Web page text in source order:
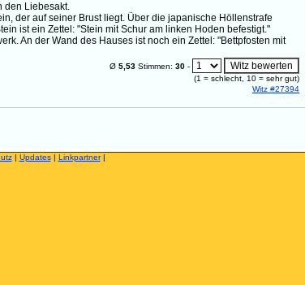
den Liebesakt.
der auf seiner Brust liegt. Über die japanische Höllenstrafe
ist ein Zettel: "Stein mit Schur am linken Hoden befestigt."
An der Wand des Hauses ist noch ein Zettel: "Bettpfosten mit
Ø 5,53 Stimmen: 30 -
(1 = schlecht, 10 = sehr gut)
Witz #27394
| Updates| Linkpartner|